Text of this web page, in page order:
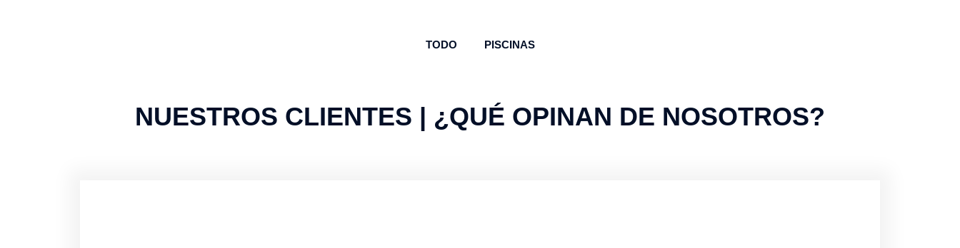
TODO PISCINAS
NUESTROS CLIENTES | ¿QUÉ OPINAN DE NOSOTROS?